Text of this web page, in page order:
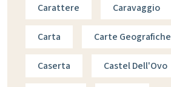
Carattere Caravaggio
Carta Carte Geografiche
Caserta Castel Dell'Ovo